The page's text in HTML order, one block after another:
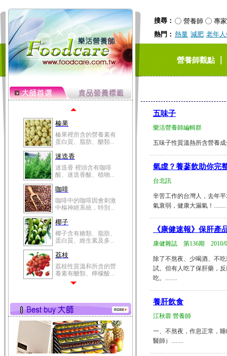
搜尋： 營養師
專家
熱門： 熱量 減肥 老年
營養師觀點｜
肪酸內富含EPA和DH...
韭菜所含的膳食纖維能
幫助消化與通便；揮...
冬瓜
冬瓜營養價值高，鈉含
豆豉
豆豉裡頭含有營養的蛋
白質、脂肪、鈣、磷...
榛果
榛果裡所含的營養素有
蛋白質、脂肪、醣類...
迷迭香
迷迭香 裡頭含有咖啡
酸、迷迭香酸、植物...
咖啡
咖啡中的咖啡因會刺激
中樞神經系統，特別...
椰子
椰子含有糖類、脂肪、
蛋白質、維生素及多...
荔枝
荔枝性質溫和所含的營
養素有醣類、檸檬酸...
養成分有揮發油、檸...
草魚
草魚含有維生素A、維生
素C、及豐富的蛋白...
五味子
樂活營養師編輯群
五味子性質溫熱所含營養
氣虛？養蔘飲助你完
台北訊
辛苦工作的台灣人，去年
氣衰弱，健康大漏氣！........
《康健速報》保肝產
康健雜誌 第136期 2010/
除了不熬夜、少喝酒、不
試。但有人吃了保肝藥，
吃。........
養肝飲食
江秋蓉 營養師
一、不熬夜，作息正常，
醫師）........